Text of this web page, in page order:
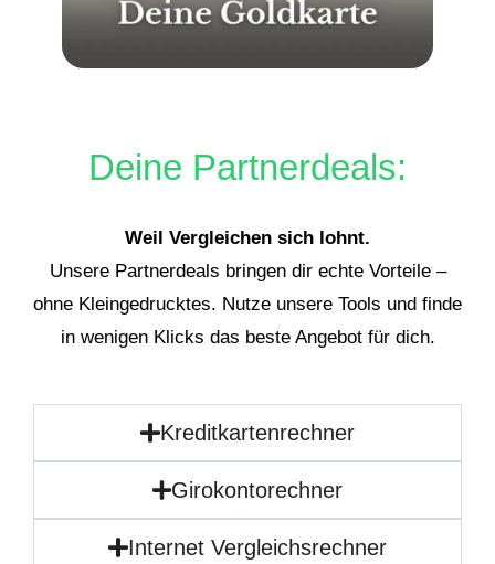
Deine Partnerdeals:
Weil Vergleichen sich lohnt.
Unsere Partnerdeals bringen dir echte Vorteile –
ohne Kleingedrucktes. Nutze unsere Tools und finde
in wenigen Klicks das beste Angebot für dich.
Kreditkartenrechner
Girokontorechner
Internet Vergleichsrechner